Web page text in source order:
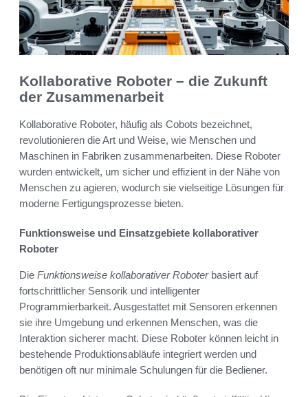
Kollaborative Roboter – die Zukunft
der Zusammenarbeit
Kollaborative Roboter, häufig als Cobots bezeichnet,
revolutionieren die Art und Weise, wie Menschen und
Maschinen in Fabriken zusammenarbeiten. Diese Roboter
wurden entwickelt, um sicher und effizient in der Nähe von
Menschen zu agieren, wodurch sie vielseitige Lösungen für
moderne Fertigungsprozesse bieten.
Funktionsweise und Einsatzgebiete kollaborativer
Roboter
Die Funktionsweise kollaborativer Roboterbasiert auf
fortschrittlicher Sensorik und intelligenter
Programmierbarkeit. Ausgestattet mit Sensoren erkennen
sie ihre Umgebung und erkennen Menschen, was die
Interaktion sicherer macht. Diese Roboter können leicht in
bestehende Produktionsabläufe integriert werden und
benötigen oft nur minimale Schulungen für die Bediener.